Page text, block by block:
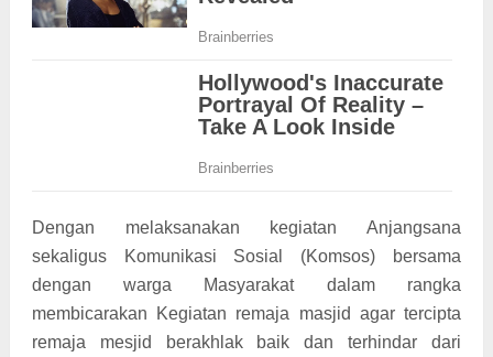
Dengan melaksanakan kegiatan Anjangsana
sekaligus Komunikasi Sosial (Komsos) bersama
dengan warga Masyarakat dalam rangka
membicarakan Kegiatan remaja masjid agar tercipta
remaja mesjid berakhlak baik dan terhindar dari